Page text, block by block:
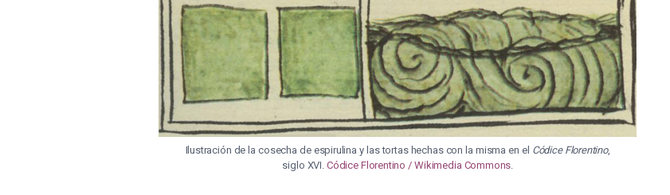
Ilustración de la cosecha de espirulina y las tortas hechas con la misma en el Códice Florentino,
siglo XVI. Códice Florentino / Wikimedia Commons